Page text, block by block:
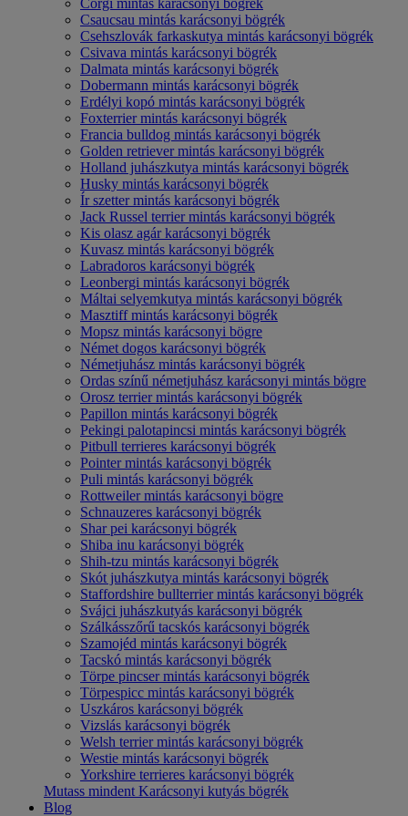
Corgi mintás karácsonyi bögrék
Csaucsau mintás karácsonyi bögrék
Csehszlovák farkaskutya mintás karácsonyi bögrék
Csivava mintás karácsonyi bögrék
Dalmata mintás karácsonyi bögrék
Dobermann mintás karácsonyi bögrék
Erdélyi kopó mintás karácsonyi bögrék
Foxterrier mintás karácsonyi bögrék
Francia bulldog mintás karácsonyi bögrék
Golden retriever mintás karácsonyi bögrék
Holland juhászkutya mintás karácsonyi bögrék
Husky mintás karácsonyi bögrék
Ír szetter mintás karácsonyi bögrék
Jack Russel terrier mintás karácsonyi bögrék
Kis olasz agár karácsonyi bögrék
Kuvasz mintás karácsonyi bögrék
Labradoros karácsonyi bögrék
Leonbergi mintás karácsonyi bögrék
Máltai selyemkutya mintás karácsonyi bögrék
Masztiff mintás karácsonyi bögrék
Mopsz mintás karácsonyi bögre
Német dogos karácsonyi bögrék
Németjuhász mintás karácsonyi bögrék
Ordas színű németjuhász karácsonyi mintás bögre
Orosz terrier mintás karácsonyi bögrék
Papillon mintás karácsonyi bögrék
Pekingi palotapincsi mintás karácsonyi bögrék
Pitbull terrieres karácsonyi bögrék
Pointer mintás karácsonyi bögrék
Puli mintás karácsonyi bögrék
Rottweiler mintás karácsonyi bögre
Schnauzeres karácsonyi bögrék
Shar pei karácsonyi bögrék
Shiba inu karácsonyi bögrék
Shih-tzu mintás karácsonyi bögrék
Skót juhászkutya mintás karácsonyi bögrék
Staffordshire bullterrier mintás karácsonyi bögrék
Svájci juhászkutyás karácsonyi bögrék
Szálkásszőrű tacskós karácsonyi bögrék
Szamojéd mintás karácsonyi bögrék
Tacskó mintás karácsonyi bögrék
Törpe pincser mintás karácsonyi bögrék
Törpespicc mintás karácsonyi bögrék
Uszkáros karácsonyi bögrék
Vizslás karácsonyi bögrék
Welsh terrier mintás karácsonyi bögrék
Westie mintás karácsonyi bögrék
Yorkshire terrieres karácsonyi bögrék
Mutass mindent Karácsonyi kutyás bögrék
Blog